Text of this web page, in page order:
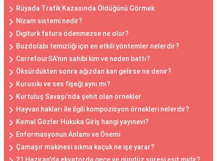
Rüyada Trafik Kazasında Öldüğünü Görmek
Nizam sistemi nedir?
Digiturk fatura ödenmezse ne olur?
Buzdolabı temizliği için en etkili yöntemler nelerdir?
CarrefourSA'nın sahibi kim ve neden battı?
Öksürdükten sonra ağızdan kan gelirse ne denir?
Kurusıkı ve ses fişeği aynı mı?
Kurtuluş Savaşı'nda şehit olan örnekler
Hayvan hakları ile ilgili kompozisyon örnekleri nelerdir?
Kemal Gözler Hukuka Giriş hangi yayınevi?
Enformasyonun Anlamı ve Önemi
Çamaşır makinesi sıkma kaçuk ne işe yarar?